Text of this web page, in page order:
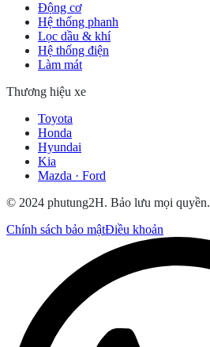
Động cơ
Hệ thống phanh
Lọc dầu & khí
Hệ thống điện
Làm mát
Thương hiệu xe
Toyota
Honda
Hyundai
Kia
Mazda · Ford
© 2024 phutung2H. Bảo lưu mọi quyền.
Chính sách bảo mậtĐiều khoản